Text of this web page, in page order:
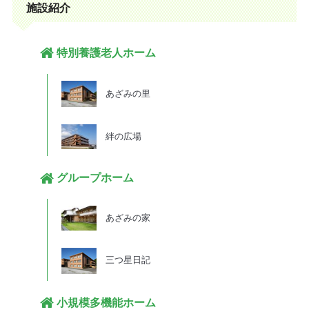
施設紹介
特別養護老人ホーム
あざみの里
絆の広場
グループホーム
あざみの家
三つ星日記
小規模多機能ホーム